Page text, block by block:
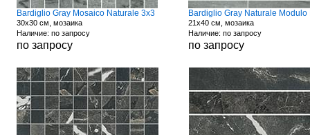
Bardiglio Gray Mosaico Naturale 3x3
30x30 см, мозаика
Наличие: по запросу
по запросу
Bardiglio Gray Naturale Modulo
21x40 см, мозаика
Наличие: по запросу
по запросу